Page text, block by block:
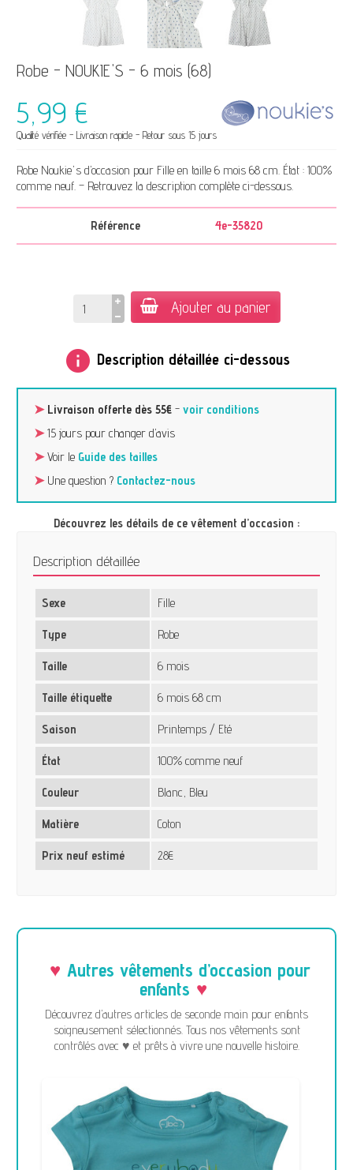
Robe - NOUKIE'S - 6 mois (68)
5,99 €
Qualité vérifiée - Livraison rapide - Retour sous 15 jours
Robe Noukie's d’occasion pour Fille en taille 6 mois 68 cm. État : 100%
comme neuf. – Retrouvez la description complète ci-dessous.
Référence 4e-35820
Ajouter au panier
info Description détaillée ci-dessous
➤ Livraison offerte dès 55€ -voir conditions
➤15 jours pour changer d’avis
➤Voir le Guide des tailles
➤Une question ? Contactez-nous
Découvrez les détails de ce vêtement d’occasion :
Description détaillée
Sexe Fille
Type Robe
Taille 6 mois
Taille étiquette 6 mois 68 cm
Saison Printemps / Eté
État 100% comme neuf
Couleur Blanc, Bleu
Matière Coton
Prix neuf estimé 28€
Autres vêtements d’occasion pour
enfants
Découvrez d’autres articles de seconde main pour enfants
soigneusement sélectionnés. Tous nos vêtements sont
contrôlés avec ♥ et prêts à vivre une nouvelle histoire.